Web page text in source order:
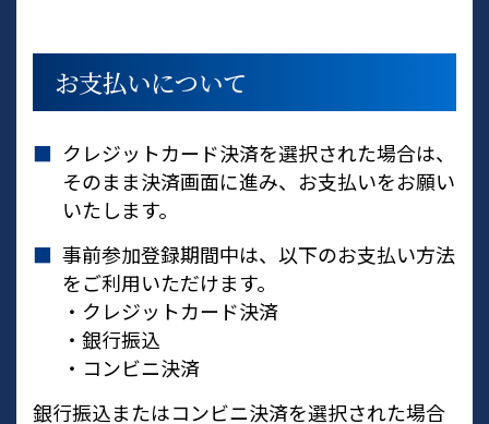
お支払いについて
クレジットカード決済を選択された場合は、
そのまま決済画面に進み、お支払いをお願い
いたします。
事前参加登録期間中は、以下のお支払い方法
をご利用いただけます。
・クレジットカード決済
・銀行振込
・コンビニ決済
銀行振込またはコンビニ決済を選択された場合